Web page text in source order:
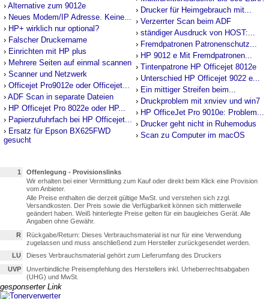
› Alternative zum 9012e
› Neues Modem/IP Adresse. Keine...
› HP+ wirklich nur optional?
› Falscher Druckername
› Einrichten mit HP plus
› Mehrere Seiten auf einmal scannen
› Scanner und Netzwerk
› Officejet Pro9012e oder Officejet...
› ADF Scan in separate Dateien
› HP Officejet Pro 8022e oder HP...
› Papierzufuhrfach bei HP Officejet...
› Ersatz für Epson BX625FWD
gesucht
› Drucker für Heimgebrauch mit...
› Verzerrter Scan beim ADF
› ständiger Ausdruck von HOST:...
› Fremdpatronen Patronenschutz...
› HP 9012 e Mit Fremdpatronen...
› Tintenpatrone HP Officejet 8012e
› Unterschied HP Officejet 9022 e...
› Ein mittiger Streifen beim...
› Druckproblem mit xnviev und win7
› HP OfficeJet Pro 9010e: Problem...
› Drucker geht nicht in Ruhemodus
› Scan zu Computer im macOS
1
Offenlegung - Provisionslinks
Wir erhalten bei einer Vermittlung zum Kauf oder direkt beim Klick eine Provision
vom Anbieter.
Alle Preise enthalten die derzeit gültige MwSt. und verstehen sich zzgl.
Versandkosten. Der Preis sowie die Verfügbarkeit können sich mittlerweile
geändert haben. Weiß hinterlegte Preise gelten für ein baugleiches Gerät. Alle
Angaben ohne Gewähr.
R
Rückgabe/Return: Dieses Verbrauchsmaterial ist nur für eine Verwendung
zugelassen und muss anschließend zum Hersteller zurückgesendet werden.
LU
Dieses Verbrauchsmaterial gehört zum Lieferumfang des Druckers
UVP
Unverbindliche Preisempfehlung des Herstellers inkl. Urheberrechtsabgaben
(UHG) und MwSt.
gesponserter Link